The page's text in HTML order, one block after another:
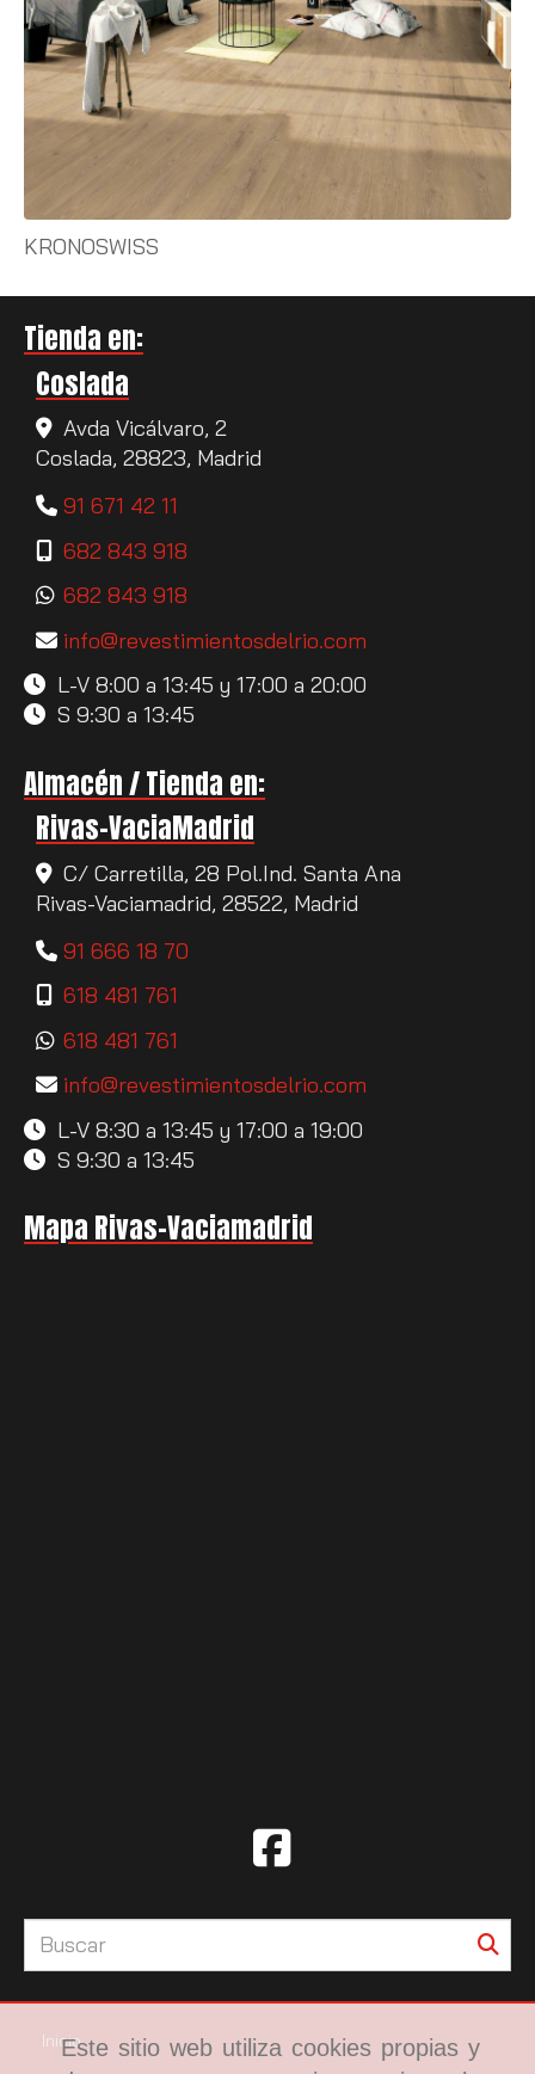
Este sitio web utiliza cookies propias y
KRONOSWISS
Tienda en:
Coslada
Avda Vicálvaro, 2
Coslada, 28823, Madrid
91 671 42 11
682 843 918
682 843 918
info
revestimientosdelrio.com
L-V 8:00 a 13:45 y 17:00 a 20:00
S 9:30 a 13:45
Almacén / Tienda en:
Rivas-VaciaMadrid
C/ Carretilla, 28 Pol.Ind. Santa Ana
Rivas-Vaciamadrid, 28522, Madrid
91 666 18 70
618 481 761
618 481 761
info
revestimientosdelrio.com
L-V 8:30 a 13:45 y 17:00 a 19:00
S 9:30 a 13:45
Mapa Rivas-Vaciamadrid
Inicio